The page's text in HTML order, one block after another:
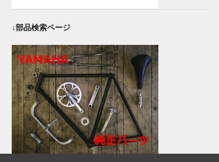
↓部品検索ページ